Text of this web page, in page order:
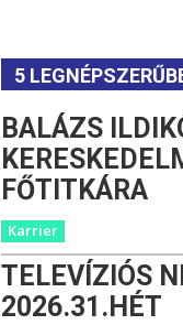
5
BALÁZS
FŐTITKÁRA
Karrier
TELEVÍZIÓS
2026.31.HÉT